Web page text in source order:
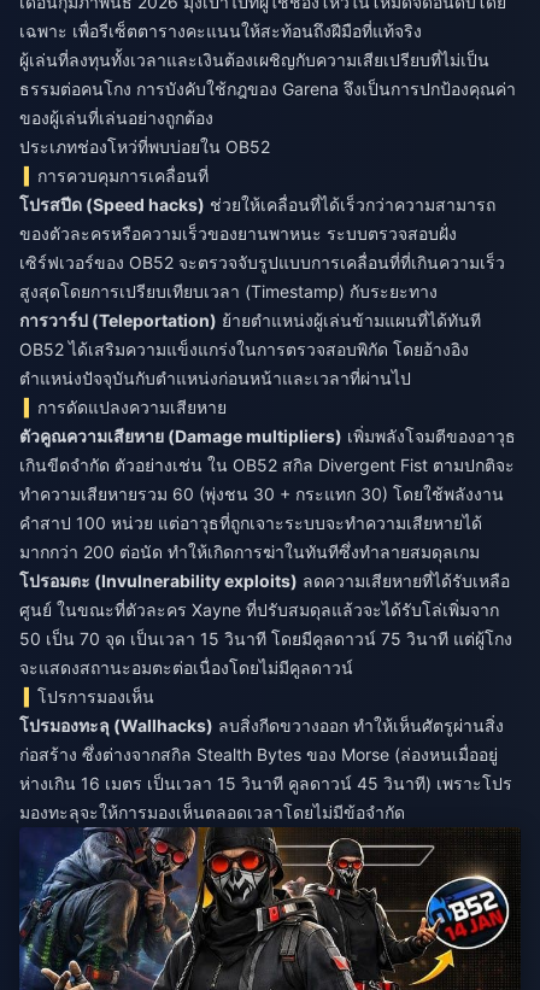
เฉพาะ เพื่อรีเซ็ตตารางคะแนนให้สะท้อนถึงฝีมือที่แท้จริง
ผู้เล่นที่ลงทุนทั้งเวลาและเงินต้องเผชิญกับความเสียเปรียบที่ไม่เป็น
ธรรมต่อคนโกง การบังคับใช้กฎของ Garena จึงเป็นการปกป้องคุณค่า
ของผู้เล่นที่เล่นอย่างถูกต้อง
ประเภทช่องโหว่ที่พบบ่อยใน OB52
การควบคุมการเคลื่อนที่
โปรสปีด (Speed hacks) ช่วยให้เคลื่อนที่ได้เร็วกว่าความสามารถ
ของตัวละครหรือความเร็วของยานพาหนะ ระบบตรวจสอบฝั่ง
เซิร์ฟเวอร์ของ OB52 จะตรวจจับรูปแบบการเคลื่อนที่ที่เกินความเร็ว
สูงสุดโดยการเปรียบเทียบเวลา (Timestamp) กับระยะทาง
การวาร์ป (Teleportation) ย้ายตำแหน่งผู้เล่นข้ามแผนที่ได้ทันที
OB52 ได้เสริมความแข็งแกร่งในการตรวจสอบพิกัด โดยอ้างอิง
ตำแหน่งปัจจุบันกับตำแหน่งก่อนหน้าและเวลาที่ผ่านไป
การดัดแปลงความเสียหาย
ตัวคูณความเสียหาย (Damage multipliers) เพิ่มพลังโจมตีของอาวุธ
เกินขีดจำกัด ตัวอย่างเช่น ใน OB52 สกิล Divergent Fist ตามปกติจะ
ทำความเสียหายรวม 60 (พุ่งชน 30 + กระแทก 30) โดยใช้พลังงาน
คำสาป 100 หน่วย แต่อาวุธที่ถูกเจาะระบบจะทำความเสียหายได้
มากกว่า 200 ต่อนัด ทำให้เกิดการฆ่าในทันทีซึ่งทำลายสมดุลเกม
โปรอมตะ (Invulnerability exploits) ลดความเสียหายที่ได้รับเหลือ
ศูนย์ ในขณะที่ตัวละคร Xayne ที่ปรับสมดุลแล้วจะได้รับโล่เพิ่มจาก
50 เป็น 70 จุด เป็นเวลา 15 วินาที โดยมีคูลดาวน์ 75 วินาที แต่ผู้โกง
จะแสดงสถานะอมตะต่อเนื่องโดยไม่มีคูลดาวน์
โปรการมองเห็น
โปรมองทะลุ (Wallhacks) ลบสิ่งกีดขวางออก ทำให้เห็นศัตรูผ่านสิ่ง
ก่อสร้าง ซึ่งต่างจากสกิล Stealth Bytes ของ Morse (ล่องหนเมื่ออยู่
ห่างเกิน 16 เมตร เป็นเวลา 15 วินาที คูลดาวน์ 45 วินาที) เพราะโปร
มองทะลุจะให้การมองเห็นตลอดเวลาโดยไม่มีข้อจำกัด